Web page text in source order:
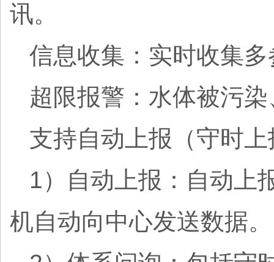
讯。
信息收集：实时收集
超限报警：水体被污
支持自动上报（守时
1）自动上报：自动上
机自动向中心发送数据。